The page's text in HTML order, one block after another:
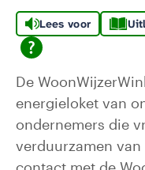
Lees voor
De
energieloket van
ondernemers die
verduurzamen